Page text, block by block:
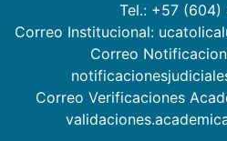
Tel.: +57 (604)
Correo Institucional:
Correo
Correo Verificaciones